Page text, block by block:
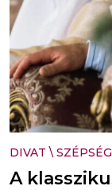
DIVAT \ SZÉPSÉG
A